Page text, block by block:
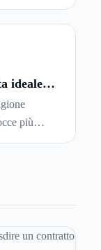
cui si
è legittimo
contratto
ideale
più
mesi caldi,